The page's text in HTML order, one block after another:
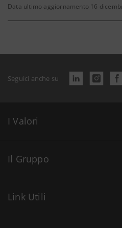
Data ultimo aggiornamento 16
Seguici anche su
I Valori
Il Gruppo
Link Utili